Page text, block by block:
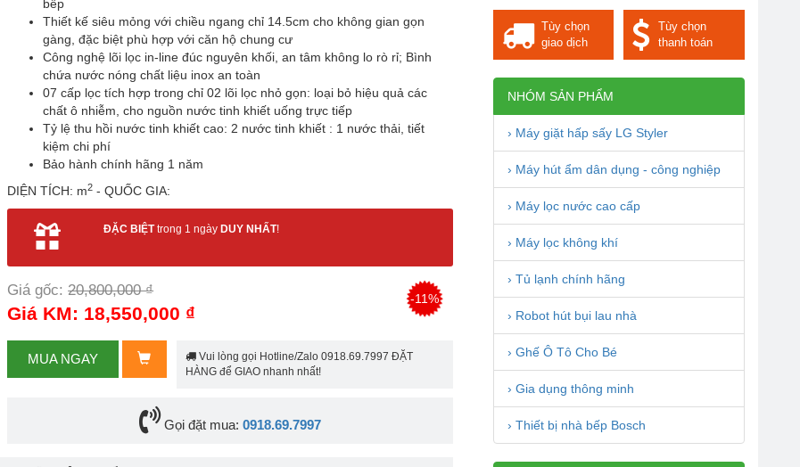
bếp
Thiết kế siêu mỏng với chiều ngang chỉ 14.5cm cho không gian gọn
gàng, đặc biệt phù hợp với căn hộ chung cư
Công nghệ lõi lọc in-line đúc nguyên khối, an tâm không lo rò rỉ; Bình
chứa nước nóng chất liệu inox an toàn
07 cấp lọc tích hợp trong chỉ 02 lõi lọc nhỏ gọn: loại bỏ hiệu quả các
chất ô nhiễm, cho nguồn nước tinh khiết uống trực tiếp
Tỷ lệ thu hồi nước tinh khiết cao: 2 nước tinh khiết : 1 nước thải, tiết
kiệm chi phí
Bảo hành chính hãng 1 năm
DIỆN TÍCH: m2 - QUỐC GIA:
ĐẶC BIỆTtrong 1 ngày DUY NHẤT!
Giá gốc:20,800,000 ₫
Giá KM: 18,550,000 ₫
-11%
MUA NGAY
Vui lòng gọi Hotline/Zalo 0918.69.7997 ĐẶT
HÀNG để GIAO nhanh nhất!
Gọi đặt mua: 0918.69.7997
Tùy chọn
giao dịch
Tùy chọn
thanh toán
NHÓM SẢN PHẨM
› Máy giặt hấp sấy LG Styler
› Máy hút ẩm dân dụng - công nghiệp
› Máy lọc nước cao cấp
› Máy lọc không khí
› Tủ lạnh chính hãng
› Robot hút bụi lau nhà
› Ghế Ô Tô Cho Bé
› Gia dụng thông minh
› Thiết bị nhà bếp Bosch